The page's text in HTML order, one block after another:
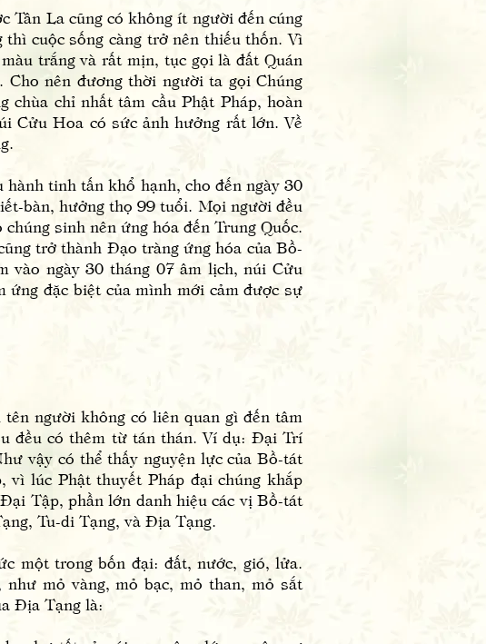
La cũng có không ít người đến cúng
cuộc sống càng trở nên thiếu thốn. Vì
trắng và rất mịn, tục gọi là đất Quán
nên đương thời người ta gọi Chúng
chùa chỉ nhất tâm cầu Phật Pháp, hoàn
Cửu Hoa có sức ảnh hưởng rất lớn. Về
tinh tấn khổ hạnh, cho đến ngày 30
bàn, hưởng thọ 99 tuổi. Mọi người đều
sinh nên ứng hóa đến Trung Quốc.
trở thành Đạo tràng ứng hóa của Bồ-
vào ngày 30 tháng 07 âm lịch, núi Cửu
đặc biệt của mình mới cảm được sự
người không có liên quan gì đến tâm
đều có thêm từ tán thán. Ví dụ: Đại Trí
vậy có thể thấy nguyện lực của Bồ-tát
lúc Phật thuyết Pháp đại chúng khắp
Tập, phần lớn danh hiệu các vị Bồ-tát
Tu-di Tạng, và Địa Tạng.
trong bốn đại: đất, nước, gió, lửa.
mỏ vàng, mỏ bạc, mỏ than, mỏ sắt
Địa Tạng là: